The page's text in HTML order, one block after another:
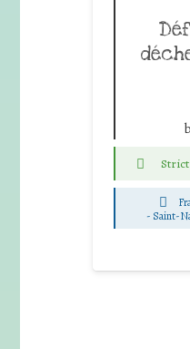
- Saint-